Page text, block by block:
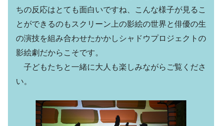
ちの反応はとても面白いですね、こんな様子が見るこ
とができるのもスクリーン上の影絵の世界と俳優の生
の演技を組み合わせたかかしシャドウプロジェクトの
影絵劇だからこそです。
子どもたちと一緒に大人も楽しみながらご覧くださ
い。